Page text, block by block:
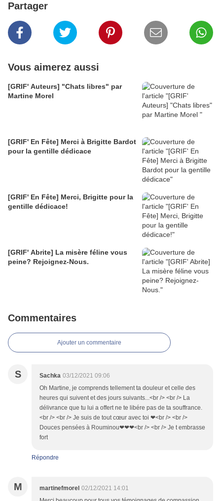
Partager
Vous aimerez aussi
[GRIF' Auteurs] "Chats libres" par
Martine Morel
[GRIF' En Fête] Merci à Brigitte Bardot
pour la gentille dédicace
[GRIF' En Fête] Merci, Brigitte pour la
gentille dédicace!
[GRIF' Abrite] La misère féline vous
peine? Rejoignez-Nous.
Commentaires
Ajouter un commentaire
S Sachka 03/12/2021 09:06
Oh Martine, je comprends tellement ta douleur et celle des
heures qui suivent et des jours suivants...<br /> <br /> La
délivrance que tu lui a offert ne te libére pas de ta souffrance.
<br /> <br /> Je suis de tout cœur avec toi ❤<br /> <br />
Douces pensées à Rouminou❤❤❤<br /> <br /> Je t embrasse
fort
Répondre
M martinefmorel 02/12/2021 14:01